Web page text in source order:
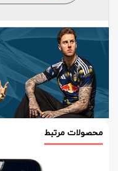
محصولات مرتبط